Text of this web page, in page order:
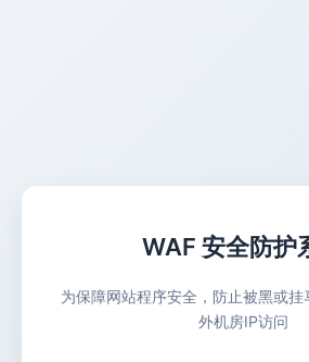
WAF 安全防护
为保障网站程序安全，防止被黑或
外机房IP访问